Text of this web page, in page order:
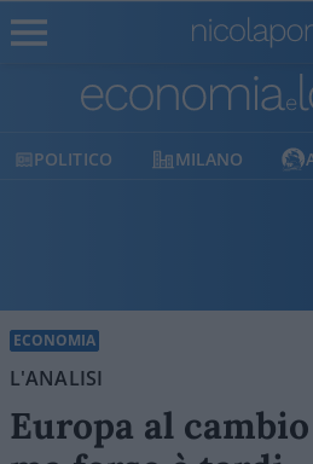
MILANO ATLANTICO
ECONOMIA
L'ANALISI
Europa al